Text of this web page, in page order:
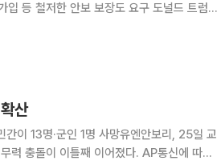
입 등 철저한 안보 보장도 요구 도널드 트럼
만남에 볼
산
이 13명·군인 1명 사망유엔안보리, 25일 교